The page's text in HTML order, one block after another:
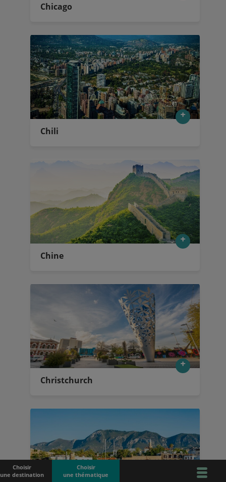
Choisir
une destination
Choisir
une thématique
Chicago
Chili
Chine
Christchurch